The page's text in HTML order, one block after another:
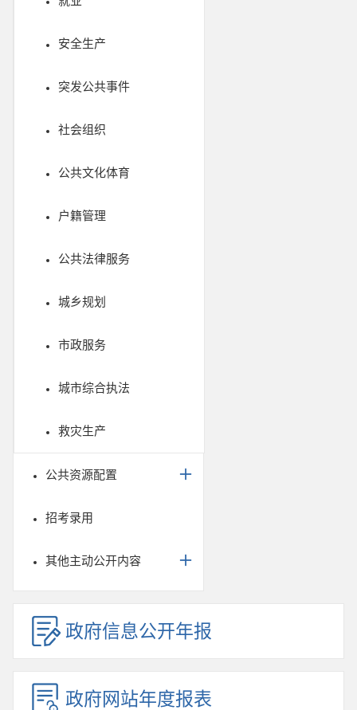
安全生产
突发公共事件
社会组织
公共文化体育
户籍管理
公共法律服务
城乡规划
市政服务
城市综合执法
救灾生产
公共资源配置
招考录用
其他主动公开内容
政府信息公开年报
政府网站年度报表